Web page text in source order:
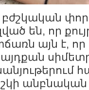
բժշկական
են, որ
այն է,
այդքան